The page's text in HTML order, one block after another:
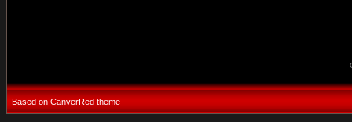
Based on CanverRed theme